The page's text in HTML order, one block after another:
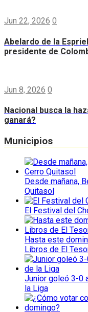
Jun 22, 2026 0
Abelardo de la
presidente de
Jun 8, 2026 0
Nacional busca la
ganará?
Municipios
Desde mañana,
Quitasol
El Festival del
Hasta este
Libros de El
Junior goleó 3-0
la Liga